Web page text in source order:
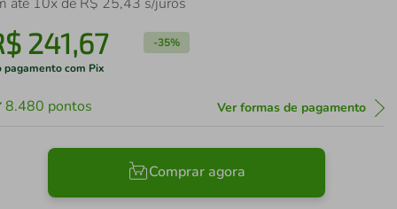
241,67 -35%
pagamento com Pix
8.480 pontos Ver formas de pagamento
Comprar agora